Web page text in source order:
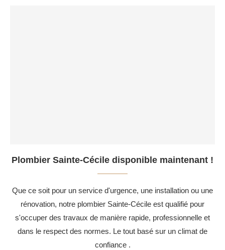
Plombier Sainte-Cécile disponible maintenant !
Que ce soit pour un service d'urgence, une installation ou une
rénovation, notre plombier Sainte-Cécile est qualifié pour
s'occuper des travaux de manière rapide, professionnelle et
dans le respect des normes. Le tout basé sur un climat de
confiance .